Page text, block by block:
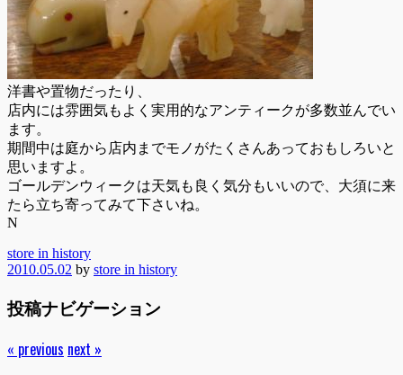
洋書や置物だったり、
店内には雰囲気もよく実用的なアンティークが多数並んでい
ます。
期間中は庭から店内までモノがたくさんあっておもしろいと
思いますよ。
ゴールデンウィークは天気も良く気分もいいので、大須に来
たら立ち寄ってみて下さいね。
N
store in history
2010.05.02 by store in history
投稿ナビゲーション
« previous next »